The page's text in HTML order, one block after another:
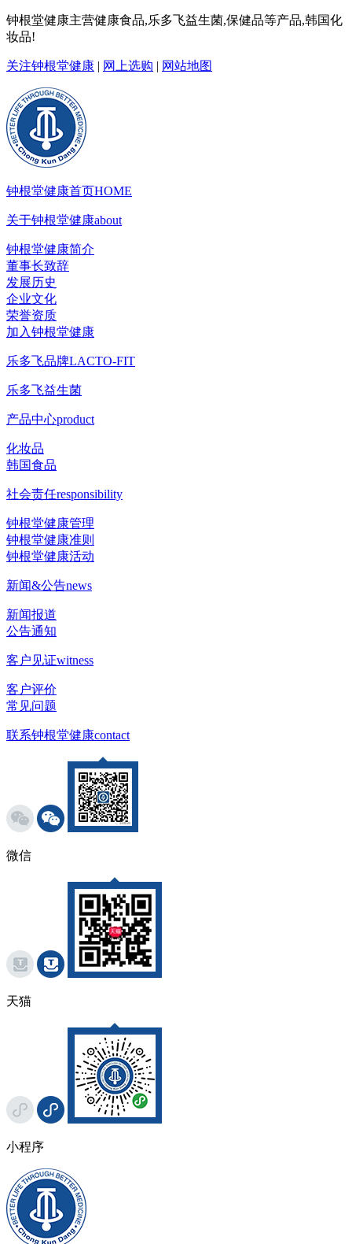
钟根堂健康主营健康食品,乐多飞益生菌,保健品等产品,韩国化
妆品!
关注钟根堂健康 | 网上选购 | 网站地图
钟根堂健康首页HOME
关于钟根堂健康about
钟根堂健康简介
董事长致辞
发展历史
企业文化
荣誉资质
加入钟根堂健康
乐多飞品牌LACTO-FIT
乐多飞益生菌
产品中心product
化妆品
韩国食品
社会责任responsibility
钟根堂健康管理
钟根堂健康准则
钟根堂健康活动
新闻&公告news
新闻报道
公告通知
客户见证witness
客户评价
常见问题
联系钟根堂健康contact
微信
天猫
小程序